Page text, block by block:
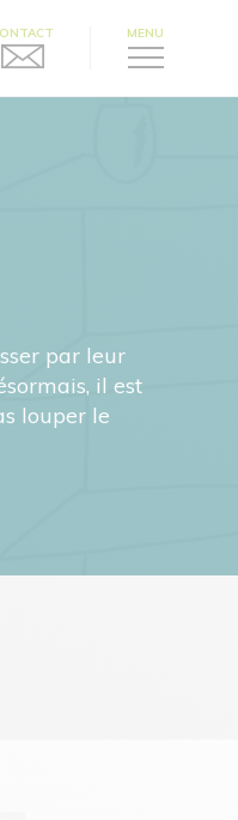
MENU
par leur
il est
louper le